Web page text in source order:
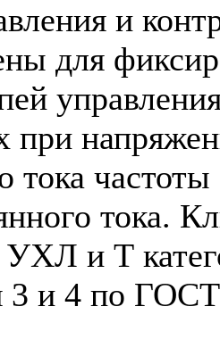
и
для
при
тока
тока.
УХЛ и Т
3 и 4 по